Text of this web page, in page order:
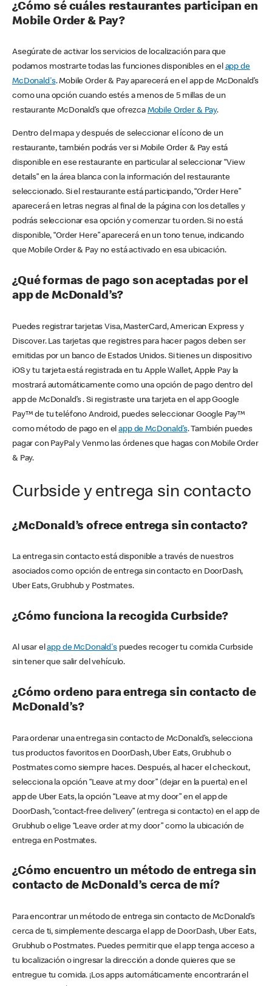
¿Cómo sé cuáles restaurantes participan en
Mobile Order & Pay?
Asegúrate de activar los servicios de localización para que
podamos mostrarte todas las funciones disponibles en el app de
McDonald's. Mobile Order & Pay aparecerá en el app de McDonald’s
como una opción cuando estés a menos de 5 millas de un
restaurante McDonald’s que ofrezca Mobile Order & Pay.
Dentro del mapa y después de seleccionar el ícono de un
restaurante, también podrás ver si Mobile Order & Pay está
disponible en ese restaurante en particular al seleccionar “View
details” en la área blanca con la información del restaurante
seleccionado. Si el restaurante está participando, “Order Here”
aparecerá en letras negras al final de la página con los detalles y
podrás seleccionar esa opción y comenzar tu orden. Si no está
disponible, “Order Here” aparecerá en un tono tenue, indicando
que Mobile Order & Pay no está activado en esa ubicación.
¿Qué formas de pago son aceptadas por el
app de McDonald’s?
Puedes registrar tarjetas Visa, MasterCard, American Express y
Discover. Las tarjetas que registres para hacer pagos deben ser
emitidas por un banco de Estados Unidos. Si tienes un dispositivo
iOS y tu tarjeta está registrada en tu Apple Wallet, Apple Pay la
mostrará automáticamente como una opción de pago dentro del
app de McDonald’s . Si registraste una tarjeta en el app Google
Pay™ de tu teléfono Android, puedes seleccionar Google Pay™
como método de pago en elapp de McDonald’s. También puedes
pagar con PayPal y Venmo las órdenes que hagas con Mobile Order
& Pay.
Curbside y entrega sin contacto
¿McDonald’s ofrece entrega sin contacto?
La entrega sin contacto está disponible a través de nuestros
asociados como opción de entrega sin contacto en DoorDash,
Uber Eats, Grubhub y Postmates.
¿Cómo funciona la recogida Curbside?
Al usar elapp de McDonald'spuedes recoger tu comida Curbside
sin tener que salir del vehículo.
¿Cómo ordeno para entrega sin contacto de
McDonald’s?
Para ordenar una entrega sin contacto de McDonald’s, selecciona
tus productos favoritos en DoorDash, Uber Eats, Grubhub o
Postmates como siempre haces. Después, al hacer el checkout,
selecciona la opción “Leave at my door” (dejar en la puerta) en el
app de Uber Eats, la opción “Leave at my door” en el app de
DoorDash, “contact-free delivery” (entrega si contacto) en el app de
Grubhub o elige “Leave order at my door” como la ubicación de
entrega en Postmates.
¿Cómo encuentro un método de entrega sin
contacto de McDonald’s cerca de mí?
Para encontrar un método de entrega sin contacto de McDonald’s
cerca de ti, simplemente descarga el app de DoorDash, Uber Eats,
Grubhub o Postmates. Puedes permitir que el app tenga acceso a
tu localización o ingresar la dirección a donde quieres que se
entregue tu comida. ¡Los apps automáticamente encontrarán el